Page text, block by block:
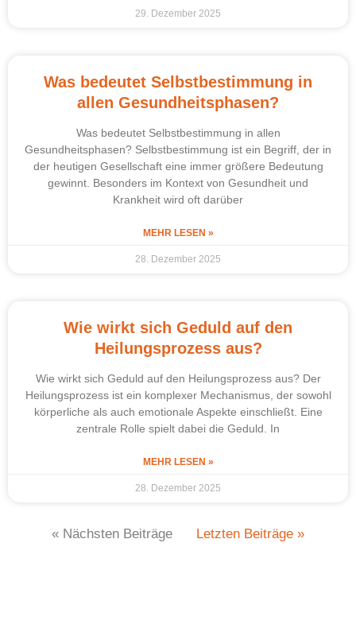
29. Dezember 2025
Was bedeutet Selbstbestimmung in
allen Gesundheitsphasen?
Was bedeutet Selbstbestimmung in allen
Gesundheitsphasen? Selbstbestimmung ist ein Begriff, der in
der heutigen Gesellschaft eine immer größere Bedeutung
gewinnt. Besonders im Kontext von Gesundheit und
Krankheit wird oft darüber
MEHR LESEN »
28. Dezember 2025
Wie wirkt sich Geduld auf den
Heilungsprozess aus?
Wie wirkt sich Geduld auf den Heilungsprozess aus? Der
Heilungsprozess ist ein komplexer Mechanismus, der sowohl
körperliche als auch emotionale Aspekte einschließt. Eine
zentrale Rolle spielt dabei die Geduld. In
MEHR LESEN »
28. Dezember 2025
« Nächsten Beiträge Letzten Beiträge »